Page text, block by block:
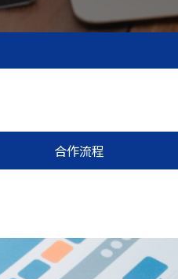
合作流程